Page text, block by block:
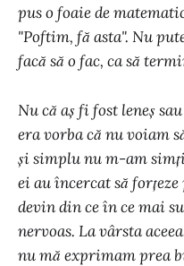
pus o foaie de
"Poftim, fă asta". Nu
facă să o fac, ca să
Nu că aș fi fost leneș
era vorba că nu voiam
și simplu nu m-am
ei au încercat să forțeze
devin din ce în ce mai
nervoas. La vârsta
nu mă exprimam prea